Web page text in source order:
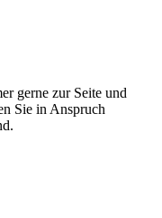
gerne zur Seite und
Sie in Anspruch